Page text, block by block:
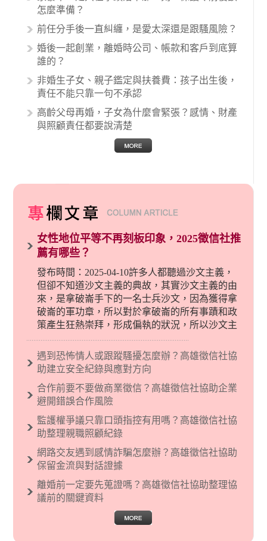
例中最後都走向訴訟流程，我們如果不幸遇到相
的內容其實非常多，有些案例…
怎麼準備？
前任分手後一直糾纏，是愛太深還是跟騷風險？
婚後一起創業，離婚時公司、帳款和客戶到底算
誰的？
非婚生子女、親子鑑定與扶養費：孩子出生後，
責任不能只靠一句不承認
高齡父母再婚，子女為什麼會緊張？感情、財產
與照顧責任都要說清楚
女性地位平等不再刻板印象，2025徵信社推
薦有哪些？
發布時間：2025-04-10許多人都聽過沙文主義，
但卻不知道沙文主義的典故，其實沙文主義的由
來，是拿破崙手下的一名士兵沙文，因為獲得拿
破崙的軍功章，所以對於拿破崙的所有事蹟和政
策產生狂熱崇拜，形成偏執的狀況，所以沙文主
義後來就被拿來暗指偏見和歧視，而且有沙文主
義傾向的人，通常對於自己的國家和民族有超強
烈的卓越感，因而瞧不起其他國家的人，所以沙
現了男性沙文…
遇到恐怖情人或跟蹤騷擾怎麼辦？高雄徵信社協
助建立安全紀錄與應對方向
合作前要不要做商業徵信？高雄徵信社協助企業
避開錯誤合作風險
監護權爭議只靠口頭指控有用嗎？高雄徵信社協
助整理親職照顧紀錄
網路交友遇到感情詐騙怎麼辦？高雄徵信社協助
保留金流與對話證據
離婚前一定要先蒐證嗎？高雄徵信社協助整理協
議前的關鍵資料